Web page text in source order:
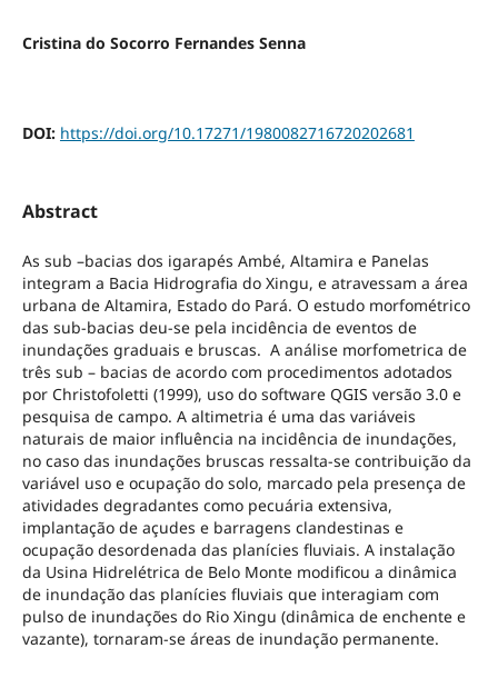
Cristina do Socorro Fernandes Senna
DOI: https://doi.org/10.17271/1980082716720202681
Abstract
As sub –bacias dos igarapés Ambé, Altamira e Panelas
integram a Bacia Hidrografia do Xingu, e atravessam a área
urbana de Altamira, Estado do Pará. O estudo morfométrico
das sub-bacias deu-se pela incidência de eventos de
inundações graduais e bruscas. A análise morfometrica de
três sub – bacias de acordo com procedimentos adotados
por Christofoletti (1999), uso do software QGIS versão 3.0 e
pesquisa de campo. A altimetria é uma das variáveis
naturais de maior influência na incidência de inundações,
no caso das inundações bruscas ressalta-se contribuição da
variável uso e ocupação do solo, marcado pela presença de
atividades degradantes como pecuária extensiva,
implantação de açudes e barragens clandestinas e
ocupação desordenada das planícies fluviais. A instalação
da Usina Hidrelétrica de Belo Monte modificou a dinâmica
de inundação das planícies fluviais que interagiam com
pulso de inundações do Rio Xingu (dinâmica de enchente e
vazante), tornaram-se áreas de inundação permanente.